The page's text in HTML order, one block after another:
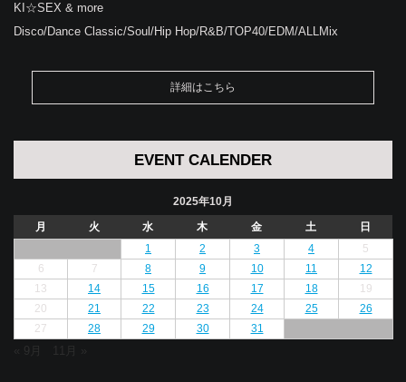
KI☆SEX & more
Disco/Dance Classic/Soul/Hip Hop/R&B/TOP40/EDM/ALLMix
詳細はこちら
EVENT CALENDER
2025年10月
月
火 水 木 金 土
日
1
2 3 4
5
6
7 8 9 10 11
12
13
14 15 16 17 18
19
20
21 22 23 24 25
26
27
28 29 30 31
« 9月